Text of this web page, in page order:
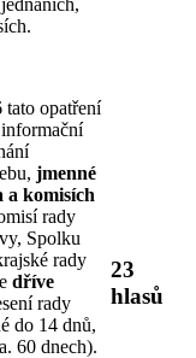
opatření
jmenné
a komisích
rady
Spolku
rady
dříve
rady
do 14 dnů,
60 dnech).
23
hlasů